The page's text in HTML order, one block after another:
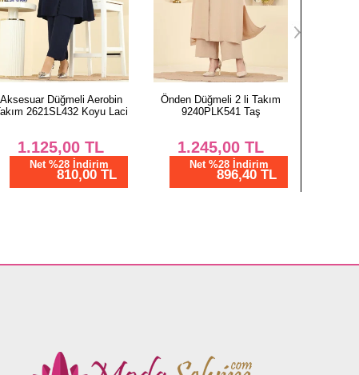
Önden Düğmeli 2 li Takım
9240PLK541 Taş
1.245,00 TL
Net %28 İndirim
896,40 TL
Önden Düğmeli Aerobin
Takım 1973TRT545 Laci
1.337,50 TL
Net %28 İndirim
963,00 TL